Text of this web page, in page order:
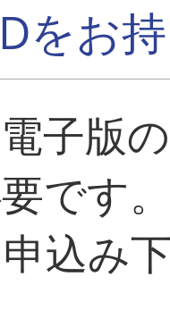
をお
子版
です
込み